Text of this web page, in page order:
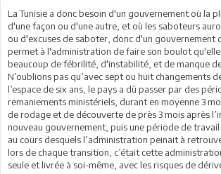
La Tunisie a donc besoin d'un gouvernement où la
d'une façon ou d'une autre, et où les saboteurs
ou d'excuses de saboter, donc d'un gouvernement
permet à l'administration de faire son boulot
beaucoup de fébrilité, d'instabilité, et de manque
N’oublions pas qu’avec sept ou huit changements
l’espace de six ans, le pays a dû passer par des
remaniements ministériels, durant en moyenne 3
de rodage et de découverte de près 3 mois après
nouveau gouvernement, puis une période de travail
au cours desquels l’administration peinait à
lors de chaque transition, c’était cette
seule et livrée à soi-même, avec les risques de